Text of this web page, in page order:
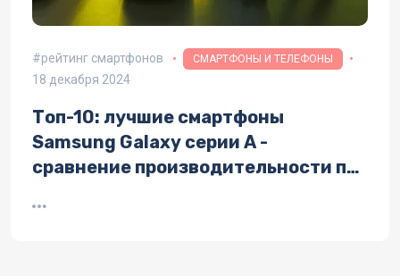
рейтинг смартфонов СМАРТФОНЫ И ТЕЛЕФОНЫ
18 декабря 2024
Топ-10: лучшие смартфоны
Samsung Galaxy серии A -
сравнение производительности по